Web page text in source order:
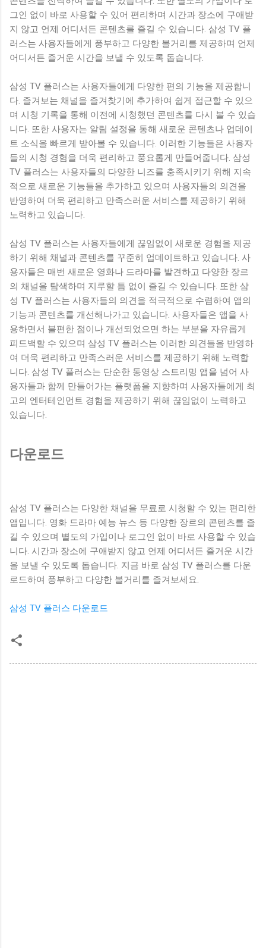
그인 없이 바로 사용할 수 있어 편리하며 시간과 장소에 구애받
지 않고 언제 어디서든 콘텐츠를 즐길 수 있습니다. 삼성 TV 플
러스는 사용자들에게 풍부하고 다양한 볼거리를 제공하며 언제
어디서든 즐거운 시간을 보낼 수 있도록 돕습니다.
삼성 TV 플러스는 사용자들에게 다양한 편의 기능을 제공합니
다. 즐겨보는 채널을 즐겨찾기에 추가하여 쉽게 접근할 수 있으
며 시청 기록을 통해 이전에 시청했던 콘텐츠를 다시 볼 수 있습
니다. 또한 사용자는 알림 설정을 통해 새로운 콘텐츠나 업데이
트 소식을 빠르게 받아볼 수 있습니다. 이러한 기능들은 사용자
들의 시청 경험을 더욱 편리하고 풍요롭게 만들어줍니다. 삼성
TV 플러스는 사용자들의 다양한 니즈를 충족시키기 위해 지속
적으로 새로운 기능들을 추가하고 있으며 사용자들의 의견을
반영하여 더욱 편리하고 만족스러운 서비스를 제공하기 위해
노력하고 있습니다.
삼성 TV 플러스는 사용자들에게 끊임없이 새로운 경험을 제공
하기 위해 채널과 콘텐츠를 꾸준히 업데이트하고 있습니다. 사
용자들은 매번 새로운 영화나 드라마를 발견하고 다양한 장르
의 채널을 탐색하며 지루할 틈 없이 즐길 수 있습니다. 또한 삼
성 TV 플러스는 사용자들의 의견을 적극적으로 수렴하여 앱의
기능과 콘텐츠를 개선해나가고 있습니다. 사용자들은 앱을 사
용하면서 불편한 점이나 개선되었으면 하는 부분을 자유롭게
피드백할 수 있으며 삼성 TV 플러스는 이러한 의견들을 반영하
여 더욱 편리하고 만족스러운 서비스를 제공하기 위해 노력합
니다. 삼성 TV 플러스는 단순한 동영상 스트리밍 앱을 넘어 사
용자들과 함께 만들어가는 플랫폼을 지향하며 사용자들에게 최
고의 엔터테인먼트 경험을 제공하기 위해 끊임없이 노력하고
있습니다.
다운로드
삼성 TV 플러스는 다양한 채널을 무료로 시청할 수 있는 편리한
앱입니다. 영화 드라마 예능 뉴스 등 다양한 장르의 콘텐츠를 즐
길 수 있으며 별도의 가입이나 로그인 없이 바로 사용할 수 있습
니다. 시간과 장소에 구애받지 않고 언제 어디서든 즐거운 시간
을 보낼 수 있도록 돕습니다. 지금 바로 삼성 TV 플러스를 다운
로드하여 풍부하고 다양한 볼거리를 즐겨보세요.
삼성 TV 플러스 다운로드